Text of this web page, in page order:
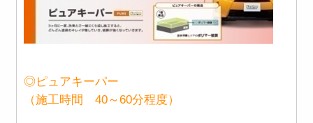
◎ピュアキーパー
（施工時間 40～60分程度）